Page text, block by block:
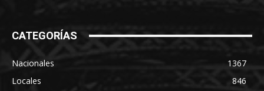
CATEGORÍAS
Nacionales
1367
Locales
846